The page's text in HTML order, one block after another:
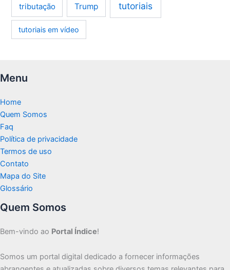
tributação Trump tutoriais
tutoriais em vídeo
Menu
Home
Quem Somos
Faq
Política de privacidade
Termos de uso
Contato
Mapa do Site
Glossário
Quem Somos
Bem-vindo ao Portal Índice!
Somos um portal digital dedicado a fornecer informações